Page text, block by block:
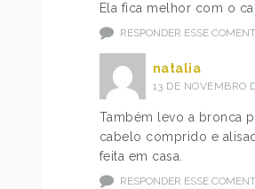
Ela fica melhor com o
RESPONDER ESSE
natalia
13 DE NOVEMBRO
Também levo a bronca
cabelo comprido e
feita em casa.
RESPONDER ESSE